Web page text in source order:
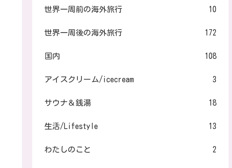
世界一周前の海外旅行 10
世界一周後の海外旅行 172
国内 108
アイスクリーム/icecream 3
サウナ＆銭湯 18
生活/Lifestyle 13
わたしのこと 2